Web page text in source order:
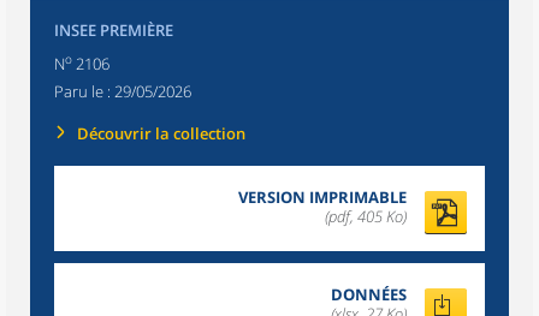
INSEE PREMIÈRE
No 2106
Paru le : 29/05/2026
Découvrir la collection
VERSION IMPRIMABLE
(pdf, 405 Ko)
DONNÉES